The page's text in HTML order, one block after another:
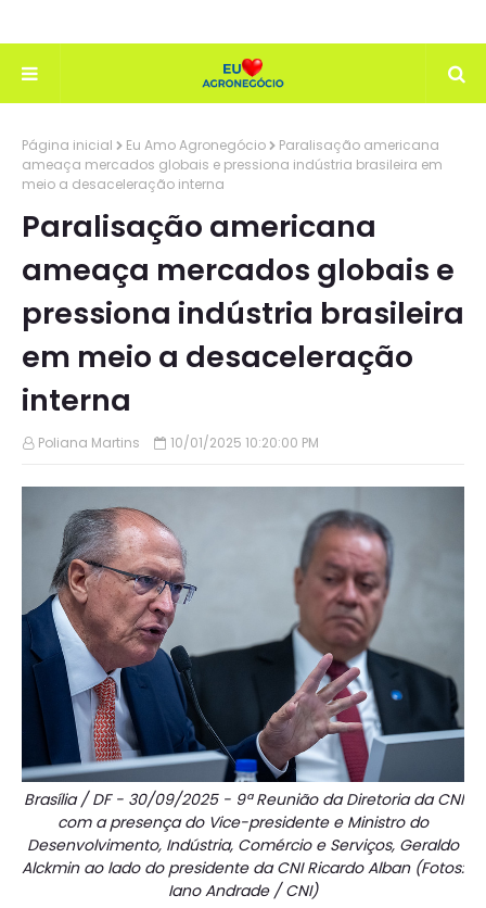
Página inicial Eu Amo Agronegócio
Paralisação americana
ameaça mercados globais e pressiona indústria brasileira em
meio a desaceleração interna
Paralisação americana
ameaça mercados globais e
pressiona indústria brasileira
em meio a desaceleração
interna
Poliana Martins 10/01/2025 10:20:00 PM
Brasília / DF - 30/09/2025 - 9ª Reunião da Diretoria da CNI
com a presença do Vice-presidente e Ministro do
Desenvolvimento, Indústria, Comércio e Serviços, Geraldo
Alckmin ao lado do presidente da CNI Ricardo Alban (Fotos:
Iano Andrade / CNI)